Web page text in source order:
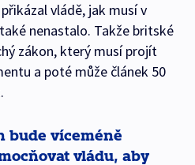
vládě, jak musí v
nenastalo. Takže britské
zákon, který musí projít
a poté může článek 50
bude víceméně
vládu, aby